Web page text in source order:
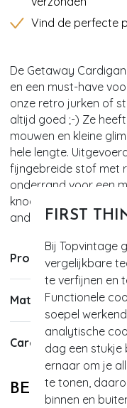
FIRST
Bij Topvintage
vergelijkbare
te verfijnen en
Functionele
soepel
analytische
dag een stukje
ernaar om je
te tonen,
binnen en
Vind de perfecte
De Getaway
en een must-have
onze retro jurken of
altijd goed ;-) Ze
mouwen en kleine
hele lengte.
fijngebreide stof met
onderrand voor een
knoopje boven dicht
andere look!
Productinformatie
Materiaal
Care
BEKIJK MEER